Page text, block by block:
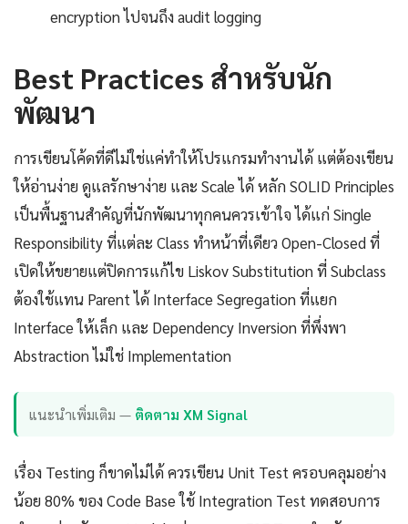
encryption ไปจนถึง audit logging
Best Practices สำหรับนัก
พัฒนา
การเขียนโค้ดที่ดีไม่ใช่แค่ทำให้โปรแกรมทำงานได้ แต่ต้องเขียน
ให้อ่านง่าย ดูแลรักษาง่าย และ Scale ได้ หลัก SOLID Principles
เป็นพื้นฐานสำคัญที่นักพัฒนาทุกคนควรเข้าใจ ได้แก่ Single
Responsibility ที่แต่ละ Class ทำหน้าที่เดียว Open-Closed ที่
เปิดให้ขยายแต่ปิดการแก้ไข Liskov Substitution ที่ Subclass
ต้องใช้แทน Parent ได้ Interface Segregation ที่แยก
Interface ให้เล็ก และ Dependency Inversion ที่พึ่งพา
Abstraction ไม่ใช่ Implementation
แนะนำเพิ่มเติม — ติดตาม XM Signal
เรื่อง Testing ก็ขาดไม่ได้ ควรเขียน Unit Test ครอบคลุมอย่าง
น้อย 80% ของ Code Base ใช้ Integration Test ทดสอบการ